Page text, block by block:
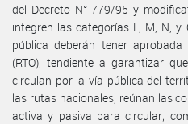
del Decreto N° 779/95 y
integren las categorías L, M, N,
pública deberán tener aprobada
(RTO), tendiente a garantizar
circulan por la vía pública del
las rutas nacionales, reúnan las
activa y pasiva para circular;